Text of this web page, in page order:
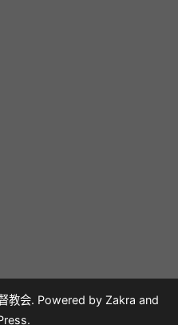
教会. Powered by Zakra and
.